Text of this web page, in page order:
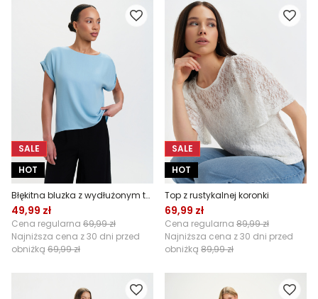
SALE
HOT
Błękitna bluzka z wydłużonym tyłem
49,99 zł
Cena regularna 69,99 zł
Najniższa cena z 30 dni przed
obniżką 69,99 zł
SALE
HOT
Top z rustykalnej koronki
69,99 zł
Cena regularna 89,99 zł
Najniższa cena z 30 dni przed
obniżką 89,99 zł